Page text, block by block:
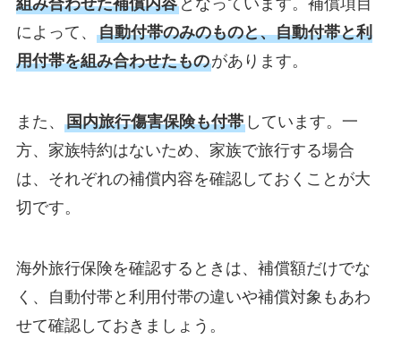
組み合わせた補償内容となっています。補償項目
によって、 自動付帯のみのものと、自動付帯と利
用付帯を組み合わせたものがあります。
また、 国内旅行傷害保険も付帯しています。一
方、家族特約はないため、家族で旅行する場合
は、それぞれの補償内容を確認しておくことが大
切です。
海外旅行保険を確認するときは、補償額だけでな
く、自動付帯と利用付帯の違いや補償対象もあわ
せて確認しておきましょう。